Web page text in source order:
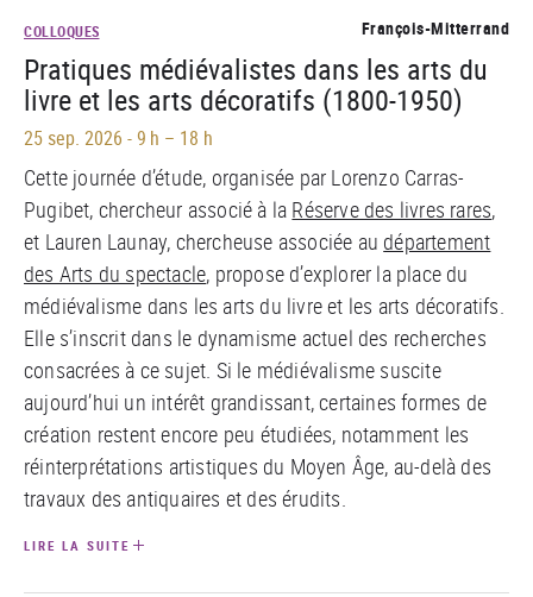
COLLOQUES François-Mitterrand
Pratiques médiévalistes dans les arts du
livre et les arts décoratifs (1800-1950)
25 sep. 2026 -9 h – 18 h
Cette journée d’étude, organisée par Lorenzo Carras-
Pugibet, chercheur associé à la Réserve des livres rares,
et Lauren Launay, chercheuse associée au département
des Arts du spectacle, propose d’explorer la place du
médiévalisme dans les arts du livre et les arts décoratifs.
Elle s’inscrit dans le dynamisme actuel des recherches
consacrées à ce sujet. Si le médiévalisme suscite
aujourd’hui un intérêt grandissant, certaines formes de
création restent encore peu étudiées, notamment les
réinterprétations artistiques du Moyen Âge, au-delà des
travaux des antiquaires et des érudits.
LIRE LA SUITE